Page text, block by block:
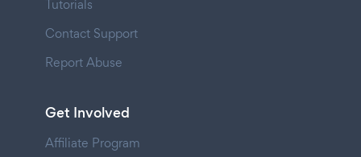
Tutorials
Contact Support
Report Abuse
Get Involved
Affiliate Program